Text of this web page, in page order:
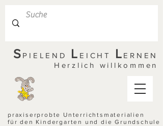
S PIELEND L EICHT L ERNEN
Herzlich willkommen
praxiserprobte Unterrichtsmaterialien
für den Kindergarten und die Grundschule